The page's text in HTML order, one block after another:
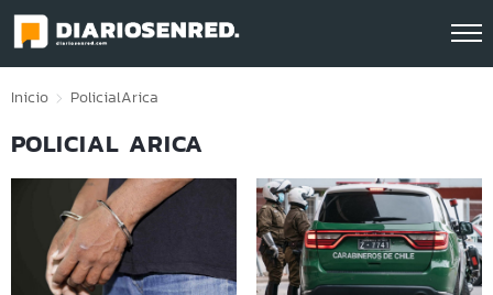
Click acá para ir directamente al contenido
Inicio PolicialArica
POLICIAL ARICA